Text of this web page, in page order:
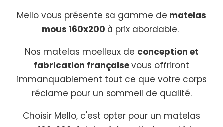
Mello vous présente sa gamme de matelas
mous 160x200 à prix abordable.
Nos matelas moelleux de conception et
fabrication françaisevous offriront
immanquablement tout ce que votre corps
réclame pour un sommeil de qualité.
Choisir Mello, c'est opter pour un matelas